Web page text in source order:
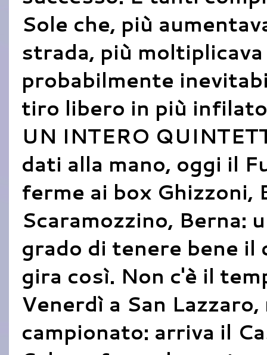
Sole che, più
strada, più
probabilmente
tiro libero in più
UN INTERO
dati alla mano, oggi il
ferme ai box Ghizzoni,
Scaramozzino, Berna:
grado di tenere bene il
gira così. Non c'è il
Venerdì a San
campionato: arriva il